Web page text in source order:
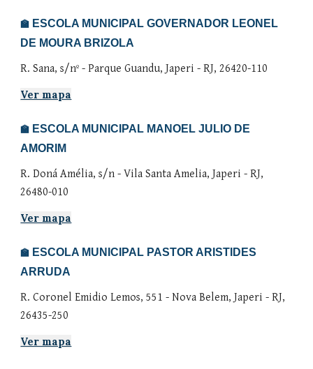
🏫 ESCOLA MUNICIPAL GOVERNADOR LEONEL
DE MOURA BRIZOLA
R. Sana, s/nº - Parque Guandu, Japeri - RJ, 26420-110
Ver mapa
🏫 ESCOLA MUNICIPAL MANOEL JULIO DE
AMORIM
R. Doná Amélia, s/n - Vila Santa Amelia, Japeri - RJ,
26480-010
Ver mapa
🏫 ESCOLA MUNICIPAL PASTOR ARISTIDES
ARRUDA
R. Coronel Emidio Lemos, 551 - Nova Belem, Japeri - RJ,
26435-250
Ver mapa